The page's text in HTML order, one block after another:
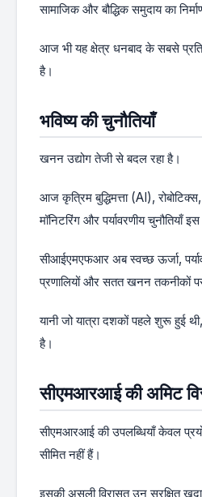
सामाजिक और बौद्धिक समुदाय का
आज भी यह क्षेत्र धनबाद के सबसे
है।
भविष्य की चुनौतियाँ
खनन उद्योग तेजी से बदल रहा है।
आज कृत्रिम बुद्धिमत्ता (AI),
मॉनिटरिंग और पर्यावरणीय चुनौतियाँ
सीआईएमएफआर अब स्वच्छ ऊर्जा,
प्रणालियों और सतत खनन तकनीकों
यानी जो यात्रा दशकों पहले शुरू हुई
है।
सीएमआरआई की अमिट
सीएमआरआई की उपलब्धियाँ केवल
सीमित नहीं हैं।
इसकी असली विरासत उन सुरक्षित